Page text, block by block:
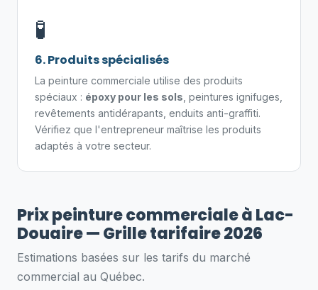
🧪
6. Produits spécialisés
La peinture commerciale utilise des produits
spéciaux : époxy pour les sols , peintures ignifuges,
revêtements antidérapants, enduits anti-graffiti.
Vérifiez que l'entrepreneur maîtrise les produits
adaptés à votre secteur.
Prix peinture commerciale à Lac-
Douaire — Grille tarifaire 2026
Estimations basées sur les tarifs du marché
commercial au Québec.